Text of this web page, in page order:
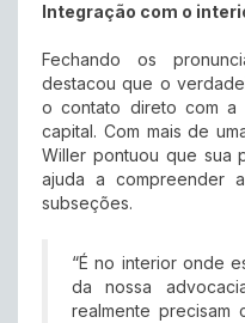
Integração com o
Fechando os
destacou que o
o contato direto com a
capital. Com mais de
Willer pontuou que sua
ajuda a compreender
subseções.
“É no interior onde
da nossa
realmente precisam